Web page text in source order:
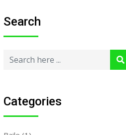
Search
Categories